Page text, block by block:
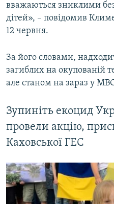
вважаються зниклими
дітей», – повідомив
12 червня.
За його словами,
загиблих на окупованій
але станом на зараз у
Зупиніть екоцид
провели акцію,
Каховської ГЕС